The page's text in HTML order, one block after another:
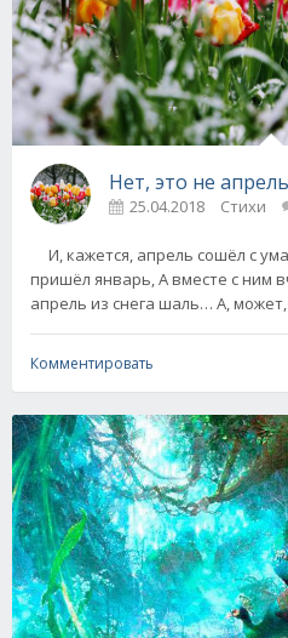
Нет, это не
25.04.2018 Стихи
И, кажется, апрель сошёл с
пришёл январь, А вместе с ним вчерашняя зима, Накинув на
Комментировать